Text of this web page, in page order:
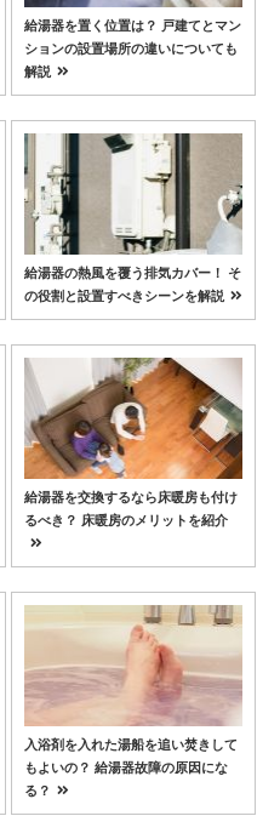
給湯器を置く位置は？ 戸建てとマン
ションの設置場所の違いについても
解説
給湯器の熱風を覆う排気カバー！ そ
の役割と設置すべきシーンを解説
給湯器を交換するなら床暖房も付け
るべき？ 床暖房のメリットを紹介
入浴剤を入れた湯船を追い焚きして
もよいの？ 給湯器故障の原因にな
る？